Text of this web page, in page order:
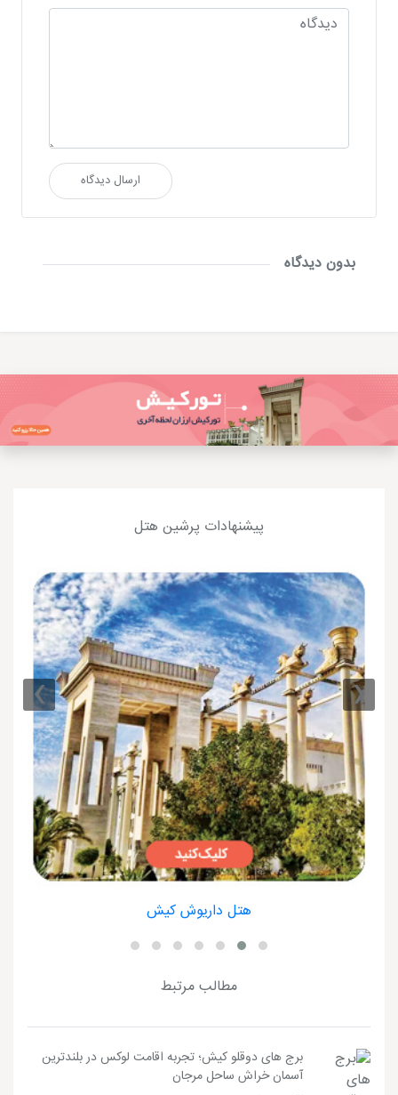
ارسال دیدگاه
بدون دیدگاه
پیشنهادات پرشین هتل
هتل داریوش کیش
‹
›
مطالب مرتبط
برج های دوقلو کیش؛ تجربه اقامت لوکس در بلندترین
آسمان خراش ساحل مرجان